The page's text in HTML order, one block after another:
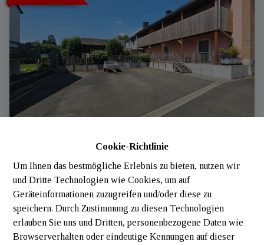
Cookie-Richtlinie
Um Ihnen das bestmögliche Erlebnis zu bieten, nutzen wir
und Dritte Technologien wie Cookies, um auf
Geräteinformationen zuzugreifen und/oder diese zu
speichern. Durch Zustimmung zu diesen Technologien
erlauben Sie uns und Dritten, personenbezogene Daten wie
Browserverhalten oder eindeutige Kennungen auf dieser
6717 Attert | Ref: 2254